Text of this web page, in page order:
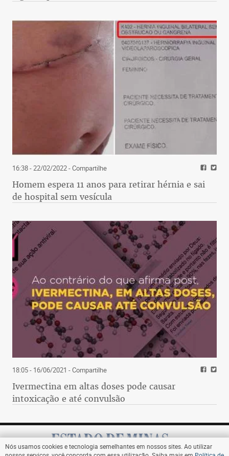
16:38 - 22/02/2022- Compartilhe
Homem espera 11 anos para retirar hérnia e sai
de hospital sem vesícula
18:05 - 16/06/2021 - Compartilhe
Ivermectina em altas doses pode causar
intoxicação e até convulsão
Nós usamos cookies e tecnologia semelhantes em nossos sites. Ao utilizar